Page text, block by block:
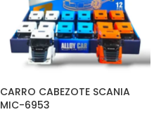
CARRO CABEZOTE SCANIA
MIC-6953